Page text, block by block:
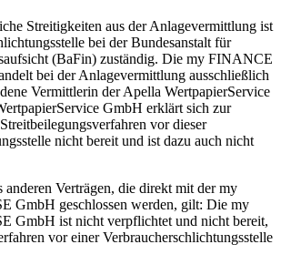
Streitigkeiten aus der Anlagevermittlung ist
bei der Bundesanstalt für
(BaFin) zuständig. Die my FINANCE
bei der Anlagevermittlung ausschließlich
Vermittlerin der Apella WertpapierService
GmbH erklärt sich zur
vor dieser
nicht bereit und ist dazu auch nicht
anderen Verträgen, die direkt mit der my
GmbH geschlossen werden, gilt: Die my
GmbH ist nicht verpflichtet und nicht bereit,
vor einer Verbraucherschlichtungsstelle